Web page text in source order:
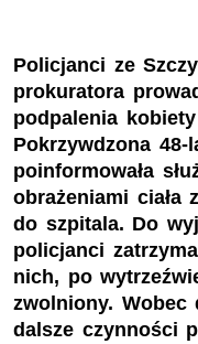
Policjanci ze
prokuratora
podpalenia
Pokrzywdzona
poinformowała
obrażeniami ciała
do szpitala. Do
policjanci
nich, po
zwolniony. Wobec
dalsze czynności